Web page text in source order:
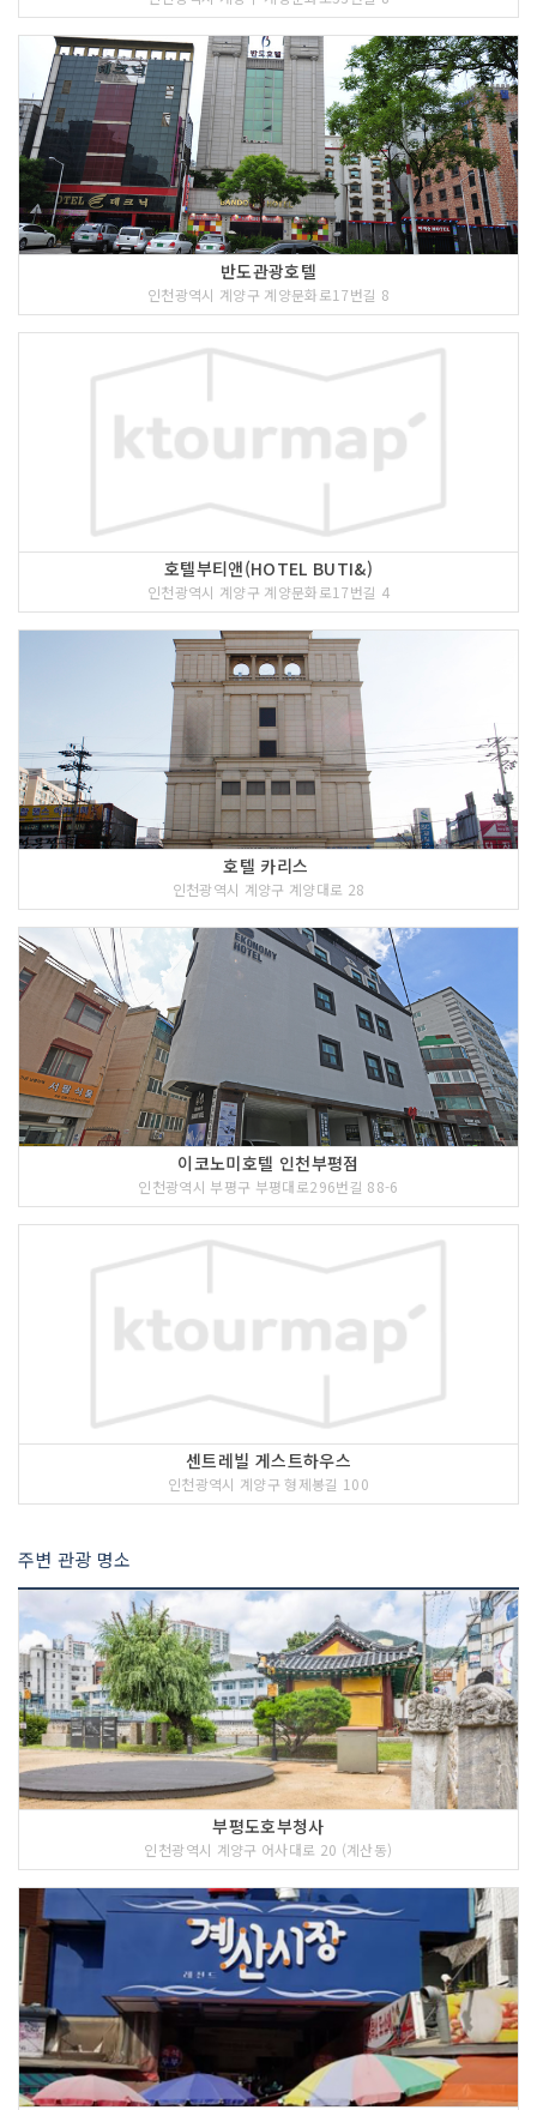
반도관광호텔
인천광역시 계양구 계양문화로17번길 8
호텔부티앤(HOTEL BUTI&)
인천광역시 계양구 계양문화로17번길 4
호텔 카리스
인천광역시 계양구 계양대로 28
이코노미호텔 인천부평점
인천광역시 부평구 부평대로296번길 88-6
센트레빌 게스트하우스
인천광역시 계양구 형제봉길 100
주변 관광 명소
부평도호부청사
인천광역시 계양구 어사대로 20 (계산동)